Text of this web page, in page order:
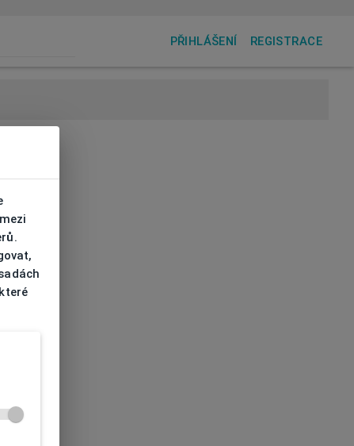
PŘIHLÁŠENÍ REGISTRACE